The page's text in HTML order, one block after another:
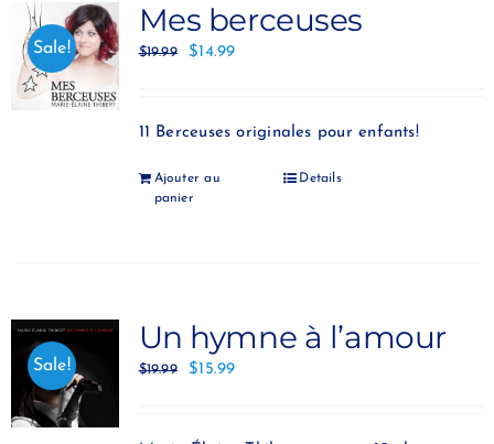
Sale!
Mes berceuses
$19.99 $14.99
11 Berceuses originales pour enfants!
Ajouter au
panier
Details
Sale!
Un hymne à l’amour
$19.99 $15.99